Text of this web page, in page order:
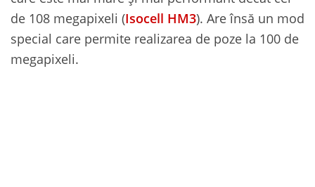
de 108 megapixeli (Isocell HM3). Are însă un mod
special care permite realizarea de poze la 100 de
megapixeli.